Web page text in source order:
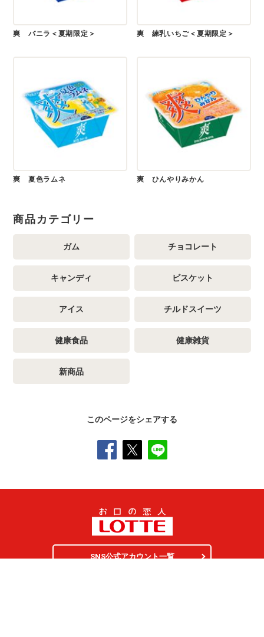
爽 バニラ＜夏期限定＞ 爽 練乳いちご＜夏期限定＞
爽 夏色ラムネ 爽 ひんやりみかん
商品カテゴリー
ガム チョコレート
キャンディ ビスケット
アイス チルドスイーツ
健康食品 健康雑貨
新商品
このページをシェアする
SNS公式アカウント一覧